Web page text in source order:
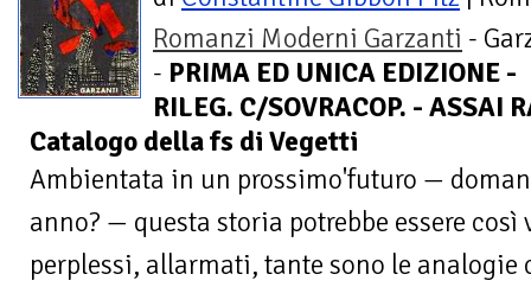
Romanzi Moderni Garzanti -
- PRIMA ED UNICA EDIZIONE -
RILEG. C/SOVRACOP. -
Catalogo della fs di Vegetti
Ambientata in un prossimo'futuro —
anno? — questa storia potrebbe essere
perplessi, allarmati, tante sono le analogie